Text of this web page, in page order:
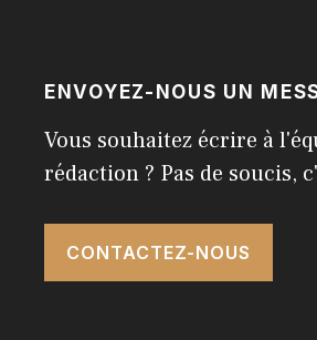
ENVOYEZ-NOUS UN
Vous souhaitez écrire à
rédaction ? Pas de soucis,
CONTACTEZ-NOUS